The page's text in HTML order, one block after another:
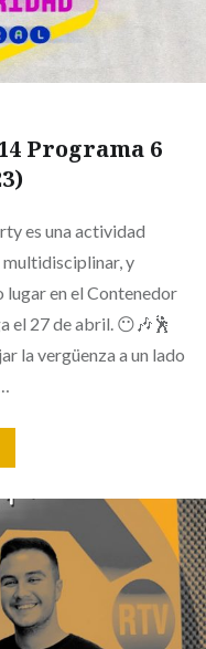
Programa 6
es una actividad
y
en el Contenedor
el 27 de abril. 😶🎶🕺
la vergüenza a un lado